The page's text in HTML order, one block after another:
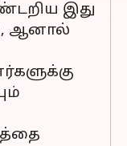
இது
ஆனால்